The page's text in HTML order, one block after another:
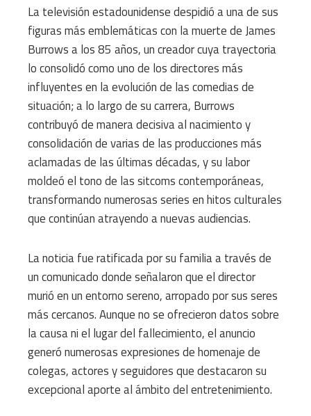
La televisión estadounidense despidió a una de sus
figuras más emblemáticas con la muerte de James
Burrows a los 85 años, un creador cuya trayectoria
lo consolidó como uno de los directores más
influyentes en la evolución de las comedias de
situación; a lo largo de su carrera, Burrows
contribuyó de manera decisiva al nacimiento y
consolidación de varias de las producciones más
aclamadas de las últimas décadas, y su labor
moldeó el tono de las sitcoms contemporáneas,
transformando numerosas series en hitos culturales
que continúan atrayendo a nuevas audiencias.
La noticia fue ratificada por su familia a través de
un comunicado donde señalaron que el director
murió en un entorno sereno, arropado por sus seres
más cercanos. Aunque no se ofrecieron datos sobre
la causa ni el lugar del fallecimiento, el anuncio
generó numerosas expresiones de homenaje de
colegas, actores y seguidores que destacaron su
excepcional aporte al ámbito del entretenimiento.